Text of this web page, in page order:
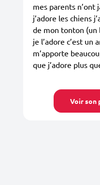
mes parents n’ont
j’adore les chiens
de mon tonton (un
je l’adore c’est un
m’apporte
que j’adore plus
Voir son